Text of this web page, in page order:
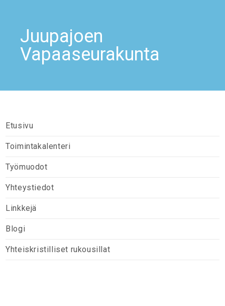
Juupajoen
Vapaaseurakunta
Etusivu
Toimintakalenteri
Työmuodot
Yhteystiedot
Linkkejä
Blogi
Yhteiskristilliset rukousillat